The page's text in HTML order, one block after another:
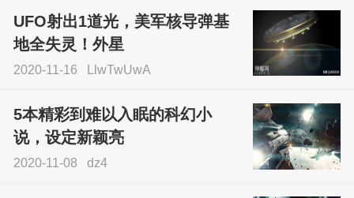
UFO射出1道光，美军核导弹基
地全失灵！外星
2020-11-16 LlwTwUwA
5本精彩到难以入眠的科幻小
说，设定新颖亮
2020-11-08 dz4